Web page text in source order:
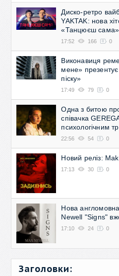
Диско-ретро
YAKTAK: нова
«Танцюєш сама»
17:52 166 0
Виконавиця
мене»
піску»
17:49 79 0
Одна з битою
співачка
психологічним
22:56 54 0
Новий реліз:
17:13 30 0
Нова
Newell "Signs"
17:10 24 0
Заголовки: